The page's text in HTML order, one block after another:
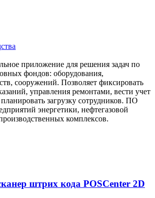
приложение для решения задач по
фондов: оборудования,
сооружений. Позволяет фиксировать
управления ремонтами, вести учет
загрузку сотрудников. ПО
энергетики, нефтегазовой
комплексов.
штрих кода POSCenter 2D